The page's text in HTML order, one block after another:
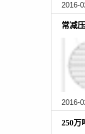
2016-
常减
2016-
250万